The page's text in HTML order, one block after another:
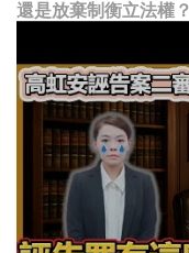
還是放棄制衡立法權？